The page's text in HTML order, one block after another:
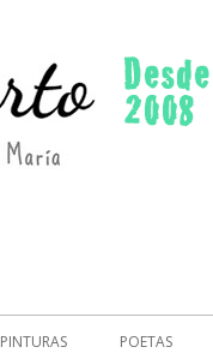
PINTURAS POETAS